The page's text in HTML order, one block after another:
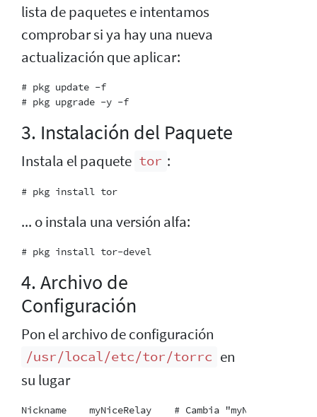
lista de paquetes e intentamos
comprobar si ya hay una nueva
actualización que aplicar:
# pkg update -f
3. Instalación del Paquete
Instala el paquete tor :
... o instala una versión alfa:
4. Archivo de
Configuración
Pon el archivo de configuración
/usr/local/etc/tor/torrc en
su lugar
Nickname    myNiceRelay    # Cambia "myNiceRelay"